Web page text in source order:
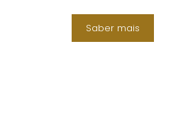
Saber mais